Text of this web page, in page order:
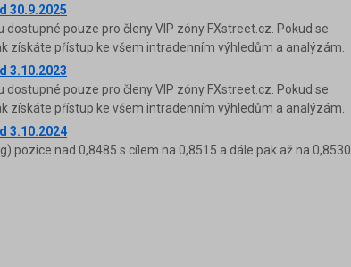
30.9.2025
dostupné pouze pro členy VIP zóny FXstreet.cz. Pokud se
získáte přístup ke všem intradenním výhledům a analýzám.
3.10.2023
dostupné pouze pro členy VIP zóny FXstreet.cz. Pokud se
získáte přístup ke všem intradenním výhledům a analýzám.
3.10.2024
pozice nad 0,8485 s cílem na 0,8515 a dále pak až na 0,8530.